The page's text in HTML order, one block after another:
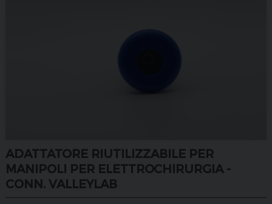
ADATTATORE RIUTILIZZABILE PER
MANIPOLI PER ELETTROCHIRURGIA -
CONN. VALLEYLAB